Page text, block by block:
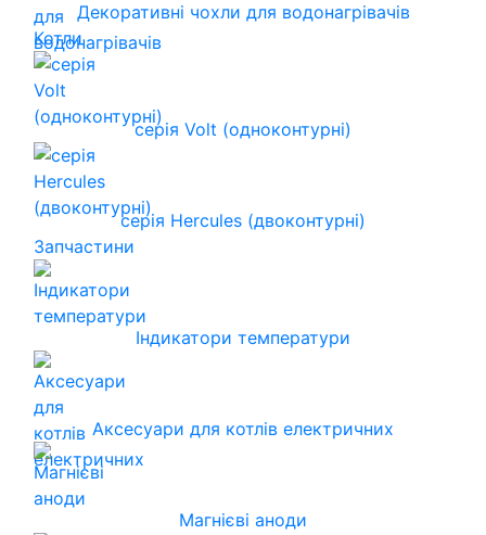
Декоративні чохли для водонагрівачів
Котли
серія Volt (одноконтурні)
серія Hercules (двоконтурні)
Запчастини
Індикатори температури
Аксесуари для котлів електричних
Магнієві аноди